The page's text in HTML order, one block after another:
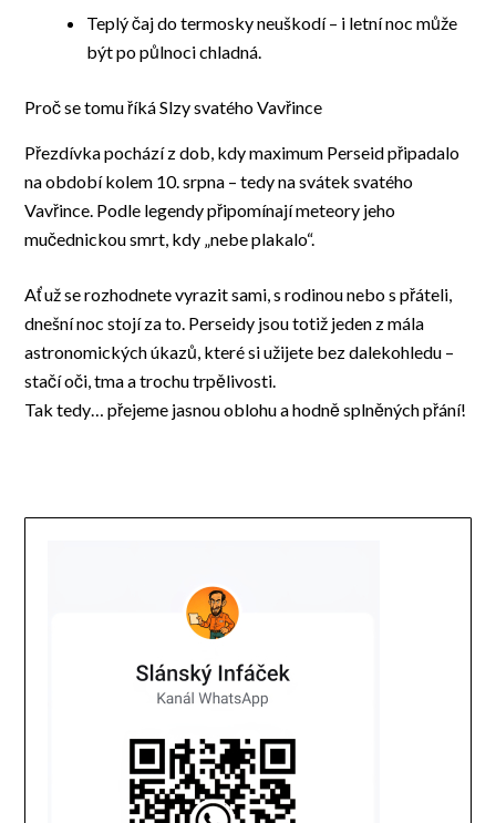
Teplý čaj do termosky neuškodí – i letní noc může
být po půlnoci chladná.
Proč se tomu říká Slzy svatého Vavřince
Přezdívka pochází z dob, kdy maximum Perseid připadalo
na období kolem 10. srpna – tedy na svátek svatého
Vavřince. Podle legendy připomínají meteory jeho
mučednickou smrt, kdy „nebe plakalo“.
Ať už se rozhodnete vyrazit sami, s rodinou nebo s přáteli,
dnešní noc stojí za to. Perseidy jsou totiž jeden z mála
astronomických úkazů, které si užijete bez dalekohledu –
stačí oči, tma a trochu trpělivosti.
Tak tedy… přejeme jasnou oblohu a hodně splněných přání!